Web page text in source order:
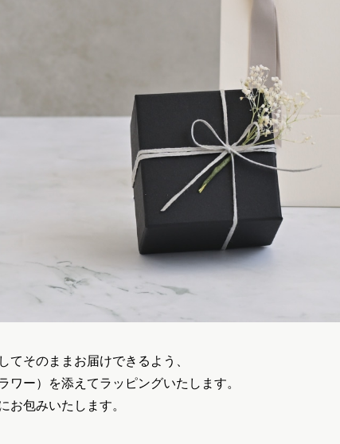
てそのままお届けできるよう、
ワー）を添えてラッピングいたします。
お包みいたします。